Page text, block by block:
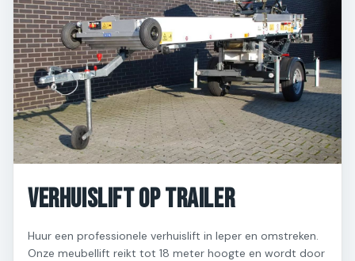
Verhuislift op Trailer
Huur een professionele verhuislift in Ieper en omstreken.
Onze meubellift reikt tot 18 meter hoogte en wordt door